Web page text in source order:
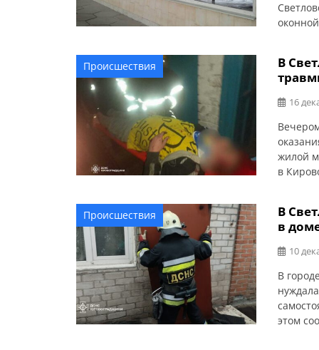
мая
Происшествия
В
16
жилой
в
Происшествия
В
в
10
В
этом